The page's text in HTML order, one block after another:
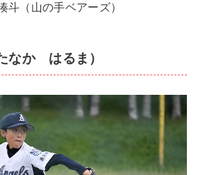
（山の手ベアーズ）
なか はるま）